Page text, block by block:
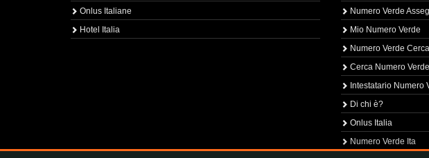
Onlus Italiane
Hotel Italia
Numero Verde
Mio Numero Verde
Numero Verde Cerca
Cerca Numero Verde
Intestatario Numero
Di chi è?
Onlus Italia
Numero Verde Ita